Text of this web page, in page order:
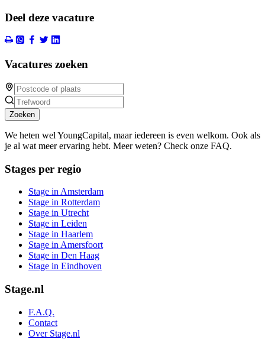
Deel deze vacature
Vacatures zoeken
Zoeken
We heten wel YoungCapital, maar iedereen is even welkom. Ook als
je al wat meer ervaring hebt. Meer weten? Check onze FAQ.
Stages per regio
Stage in Amsterdam
Stage in Rotterdam
Stage in Utrecht
Stage in Leiden
Stage in Haarlem
Stage in Amersfoort
Stage in Den Haag
Stage in Eindhoven
Stage.nl
F.A.Q.
Contact
Over Stage.nl